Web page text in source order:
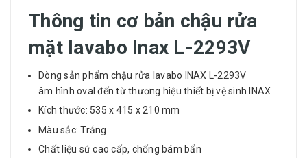
Thông tin cơ bản chậu rửa
mặt lavabo Inax L-2293V
Dòng sản phẩm chậu rửa lavabo INAX L-2293V
âm hình oval đến từ thương hiệu thiết bị vệ sinh INAX
Kích thước: 535 x 415 x 210 mm
Màu sắc: Trắng​
Chất liệu sứ cao cấp, chống bám bẩn